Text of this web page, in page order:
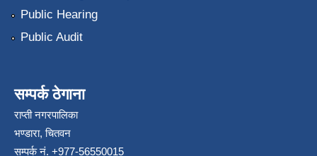
Public Hearing
Public Audit
सम्पर्क ठेगाना
राप्ती नगरपालिका
भण्डारा, चितवन
सम्पर्क नं. +977-56550015